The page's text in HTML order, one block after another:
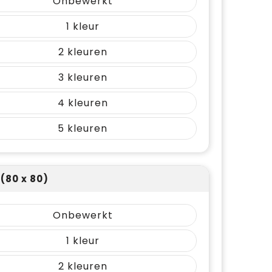
1
2
3
4
5
x 80)
Onbewerkt
1
2